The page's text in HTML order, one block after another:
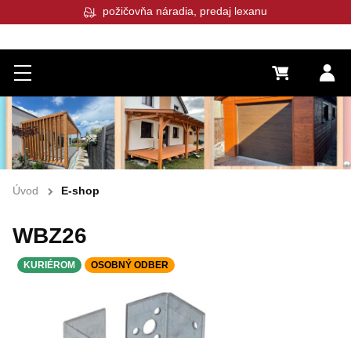
Menu 0 €
požičovňa náradia, predaj lexanu
Úvod E-shop
WBZ26
KURIÉROM OSOBNÝ ODBER